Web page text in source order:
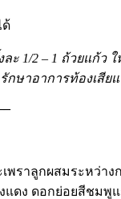
ด้
ละ 1/2 – 1 ถ้วยแก้ว
ษาอาการท้องเสีย
พราลูกผสมระหว่า
ง ดอกย่อยสีชมพู